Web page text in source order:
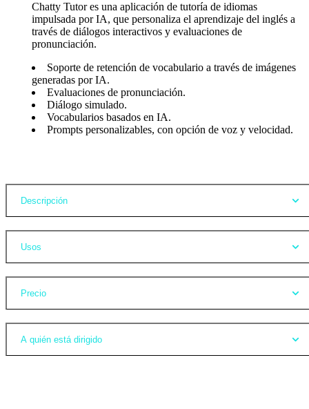
Chatty Tutor es una aplicación de tutoría de idiomas
impulsada por IA, que personaliza el aprendizaje del inglés a
través de diálogos interactivos y evaluaciones de
pronunciación.
Soporte de retención de vocabulario a través de imágenes
generadas por IA.
Evaluaciones de pronunciación.
Diálogo simulado.
Vocabularios basados en IA.
Prompts personalizables, con opción de voz y velocidad.
Descripción
Usos
Precio
A quién está dirigido